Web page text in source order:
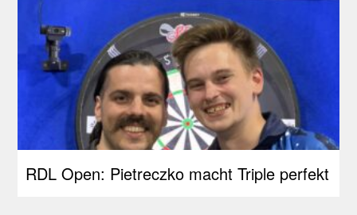
RDL Open: Pietreczko macht Triple perfekt